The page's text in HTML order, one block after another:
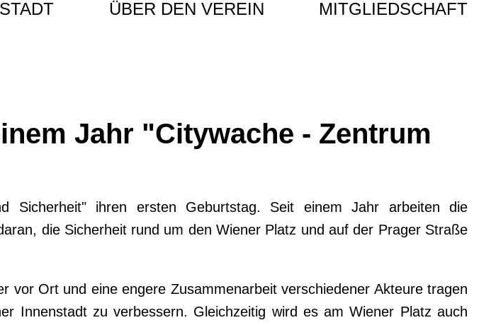
ÜBER DEN VEREIN MITGLIEDSCHAFT
Jahr "Citywache - Zentrum
ihren ersten Geburtstag. Seit einem Jahr arbeiten die
die Sicherheit rund um den Wiener Platz und auf der Prager Straße
Ort und eine engere Zusammenarbeit verschiedener Akteure tragen
Innenstadt zu verbessern. Gleichzeitig wird es am Wiener Platz auch